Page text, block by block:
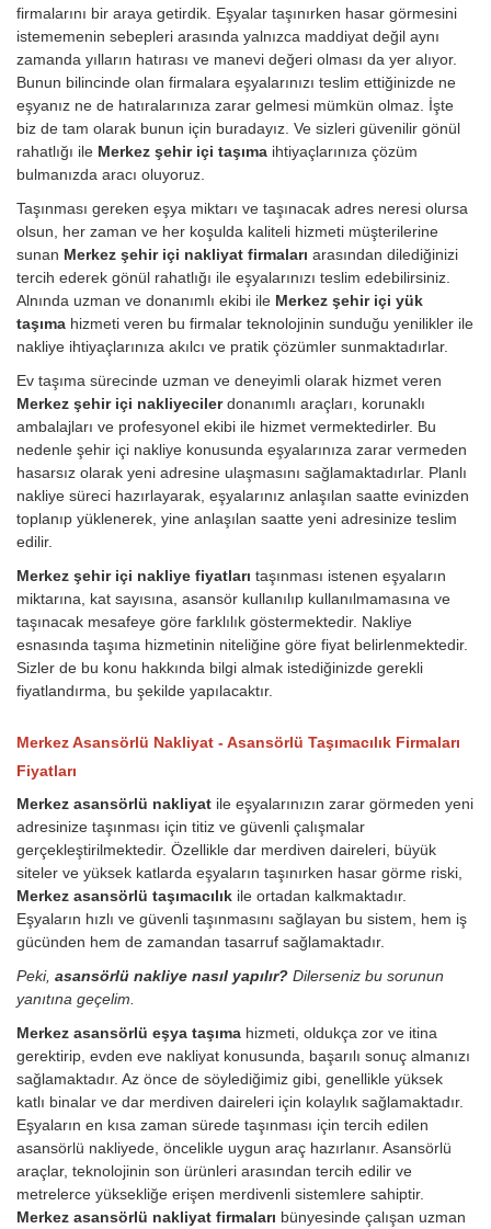
firmalarını bir araya getirdik. Eşyalar taşınırken hasar görmesini
istememenin sebepleri arasında yalnızca maddiyat değil aynı
zamanda yılların hatırası ve manevi değeri olması da yer alıyor.
Bunun bilincinde olan firmalara eşyalarınızı teslim ettiğinizde ne
eşyanız ne de hatıralarınıza zarar gelmesi mümkün olmaz. İşte
biz de tam olarak bunun için buradayız. Ve sizleri güvenilir gönül
rahatlığı ile Merkez şehir içi taşıma ihtiyaçlarınıza çözüm
bulmanızda aracı oluyoruz.
Taşınması gereken eşya miktarı ve taşınacak adres neresi olursa
olsun, her zaman ve her koşulda kaliteli hizmeti müşterilerine
sunan Merkez şehir içi nakliyat firmaları arasından dilediğinizi
tercih ederek gönül rahatlığı ile eşyalarınızı teslim edebilirsiniz.
Alnında uzman ve donanımlı ekibi ile Merkez şehir içi yük
taşıma hizmeti veren bu firmalar teknolojinin sunduğu yenilikler ile
nakliye ihtiyaçlarınıza akılcı ve pratik çözümler sunmaktadırlar.
Ev taşıma sürecinde uzman ve deneyimli olarak hizmet veren
Merkez şehir içi nakliyecilerdonanımlı araçları, korunaklı
ambalajları ve profesyonel ekibi ile hizmet vermektedirler. Bu
nedenle şehir içi nakliye konusunda eşyalarınıza zarar vermeden
hasarsız olarak yeni adresine ulaşmasını sağlamaktadırlar. Planlı
nakliye süreci hazırlayarak, eşyalarınız anlaşılan saatte evinizden
toplanıp yüklenerek, yine anlaşılan saatte yeni adresinize teslim
edilir.
Merkez şehir içi nakliye fiyatları taşınması istenen eşyaların
miktarına, kat sayısına, asansör kullanılıp kullanılmamasına ve
taşınacak mesafeye göre farklılık göstermektedir. Nakliye
esnasında taşıma hizmetinin niteliğine göre fiyat belirlenmektedir.
Sizler de bu konu hakkında bilgi almak istediğinizde gerekli
fiyatlandırma, bu şekilde yapılacaktır.
Merkez Asansörlü Nakliyat - Asansörlü Taşımacılık Firmaları
Fiyatları
Merkez asansörlü nakliyat ile eşyalarınızın zarar görmeden yeni
adresinize taşınması için titiz ve güvenli çalışmalar
gerçekleştirilmektedir. Özellikle dar merdiven daireleri, büyük
siteler ve yüksek katlarda eşyaların taşınırken hasar görme riski,
Merkez asansörlü taşımacılık ile ortadan kalkmaktadır.
Eşyaların hızlı ve güvenli taşınmasını sağlayan bu sistem, hem iş
gücünden hem de zamandan tasarruf sağlamaktadır.
Peki, asansörlü nakliye nasıl yapılır? Dilerseniz bu sorunun
yanıtına geçelim.
Merkez asansörlü eşya taşıma hizmeti, oldukça zor ve itina
gerektirip, evden eve nakliyat konusunda, başarılı sonuç almanızı
sağlamaktadır. Az önce de söylediğimiz gibi, genellikle yüksek
katlı binalar ve dar merdiven daireleri için kolaylık sağlamaktadır.
Eşyaların en kısa zaman sürede taşınması için tercih edilen
asansörlü nakliyede, öncelikle uygun araç hazırlanır. Asansörlü
araçlar, teknolojinin son ürünleri arasından tercih edilir ve
metrelerce yüksekliğe erişen merdivenli sistemlere sahiptir.
Merkez asansörlü nakliyat firmaları bünyesinde çalışan uzman